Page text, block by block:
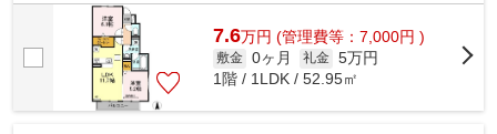
7.6万円 (管理費等：7,000円 )
敷金 0ヶ月 礼金 5万円
1階 / 1LDK / 52.95㎡